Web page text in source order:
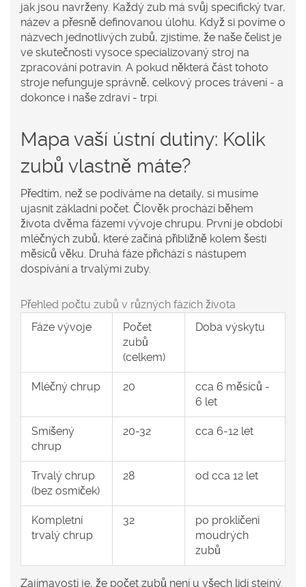
jak jsou navrženy. Každý zub má svůj specifický tvar,
název a přesně definovanou úlohu. Když si povíme o
názvech jednotlivých zubů, zjistíme, že naše čelist je
ve skutečnosti vysoce specializovaný stroj na
zpracování potravin. A pokud některá část tohoto
stroje nefunguje správně, celkový proces trávení - a
dokonce i naše zdraví - trpí.
Mapa vaší ústní dutiny: Kolik
zubů vlastně máte?
Předtím, než se podíváme na detaily, si musíme
ujasnit základní počet. Člověk prochází během
života dvěma fázemi vývoje chrupu. První je období
mléčných zubů, které začíná přibližně kolem šesti
měsíců věku. Druhá fáze přichází s nástupem
dospívání a trvalými zuby.
Přehled počtu zubů v různých fázích života
Fáze vývoje
Počet
zubů
(celkem)
Doba výskytu
Mléčný chrup 20
cca 6 měsíců -
6 let
Smíšený
chrup
20-32 cca 6-12 let
Trvalý chrup
(bez osmiček)
28 od cca 12 let
Kompletní
trvalý chrup
32
po proklíčení
moudrých
zubů
Zajímavostí je, že počet zubů není u všech lidí stejný.